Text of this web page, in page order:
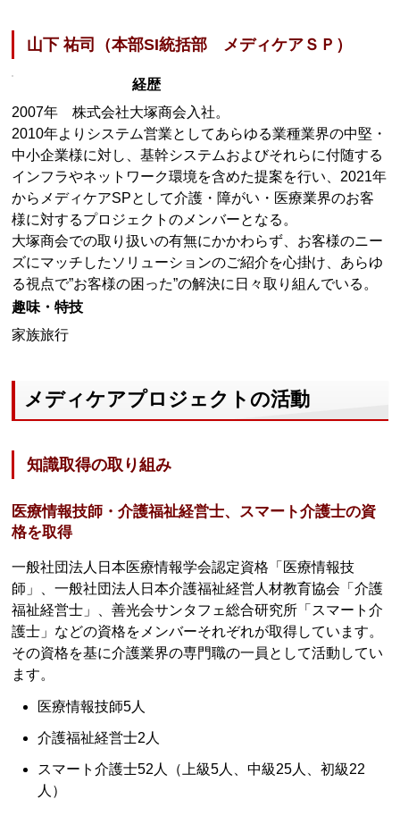
山下 祐司（本部SI統括部 メディケアＳＰ）
経歴
2007年 株式会社大塚商会入社。
2010年よりシステム営業としてあらゆる業種業界の中堅・
中小企業様に対し、基幹システムおよびそれらに付随する
インフラやネットワーク環境を含めた提案を行い、2021年
からメディケアSPとして介護・障がい・医療業界のお客
様に対するプロジェクトのメンバーとなる。
大塚商会での取り扱いの有無にかかわらず、お客様のニー
ズにマッチしたソリューションのご紹介を心掛け、あらゆ
る視点で”お客様の困った”の解決に日々取り組んでいる。
趣味・特技
家族旅行
メディケアプロジェクトの活動
知識取得の取り組み
医療情報技師・介護福祉経営士、スマート介護士の資
格を取得
一般社団法人日本医療情報学会認定資格「医療情報技
師」、一般社団法人日本介護福祉経営人材教育協会「介護
福祉経営士」、善光会サンタフェ総合研究所「スマート介
護士」などの資格をメンバーそれぞれが取得しています。
その資格を基に介護業界の専門職の一員として活動してい
ます。
医療情報技師5人
介護福祉経営士2人
スマート介護士52人（上級5人、中級25人、初級22
人）